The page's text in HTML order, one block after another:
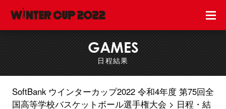
GAMES
日程結果
SoftBank ウインターカップ2022 令和4年度 第75回全
国高等学校バスケットボール選手権大会
日程・結